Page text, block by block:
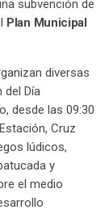
subvención de
Plan Municipal
diversas
del Día
desde las 09:30
Cruz
lúdicos,
y
el medio